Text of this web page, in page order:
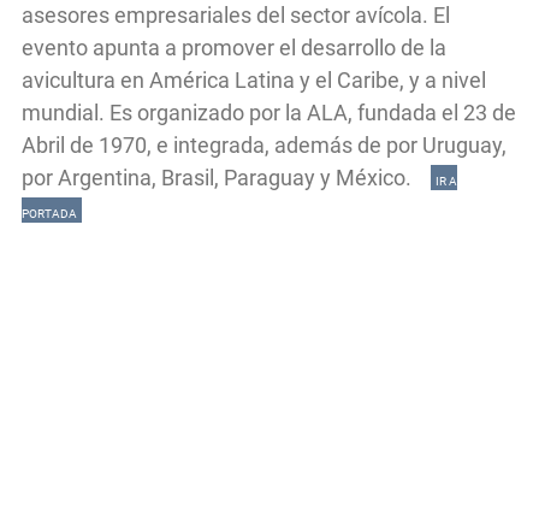
asesores empresariales del sector avícola. El
evento apunta a promover el desarrollo de la
avicultura en América Latina y el Caribe, y a nivel
mundial. Es organizado por la ALA, fundada el 23 de
Abril de 1970, e integrada, además de por Uruguay,
por Argentina, Brasil, Paraguay y México.
IR A
PORTADA